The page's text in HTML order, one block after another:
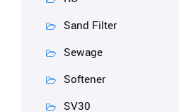
Sand Filter
Sewage
Softener
SV30